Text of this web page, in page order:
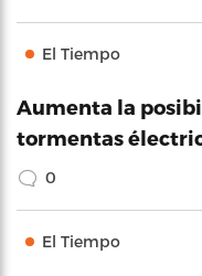
El Tiempo
Aumenta la
tormentas
0
El Tiempo